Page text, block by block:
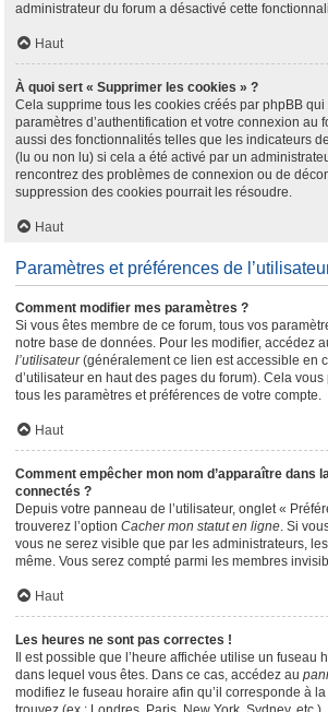
administrateur du forum a désactivé cette
Haut
À quoi sert « Supprimer les cookies » ?
Cela supprime tous les cookies créés par phpBB
paramètres d’authentification et votre connexion au
aussi des fonctionnalités telles que les indicateurs
(lu ou non lu) si cela a été activé par un
rencontrez des problèmes de connexion ou de
suppression des cookies pourrait les résoudre.
Haut
Paramètres et préférences de
Comment modifier mes paramètres ?
Si vous êtes membre de ce forum, tous vos
notre base de données. Pour les modifier, accédez
l’utilisateur(généralement ce lien est accessible en
d’utilisateur en haut des pages du forum). Cela
tous les paramètres et préférences de votre compte.
Haut
Comment empêcher mon nom d’apparaître dans
connectés ?
Depuis votre panneau de l’utilisateur, onglet «
trouverez l’option Cacher mon statut en ligne. Si
vous ne serez visible que par les administrateurs,
même. Vous serez compté parmi les membres
Haut
Les heures ne sont pas correctes !
Il est possible que l’heure affichée utilise un fuseau
dans lequel vous êtes. Dans ce cas, accédez au
modifiez le fuseau horaire afin qu’il corresponde à